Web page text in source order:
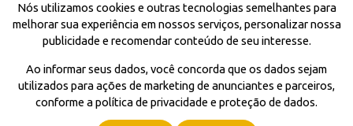
Nós utilizamos cookies e outras tecnologias semelhantes para
melhorar sua experiência em nossos serviços, personalizar nossa
publicidade e recomendar conteúdo de seu interesse.
Ao informar seus dados, você concorda que os dados sejam
utilizados para ações de marketing de anunciantes e parceiros,
conforme a política de privacidade e proteção de dados.